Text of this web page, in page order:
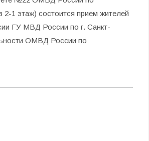
1 этаж) состоится прием жителей
ГУ МВД России по г. Санкт-
ОМВД России по